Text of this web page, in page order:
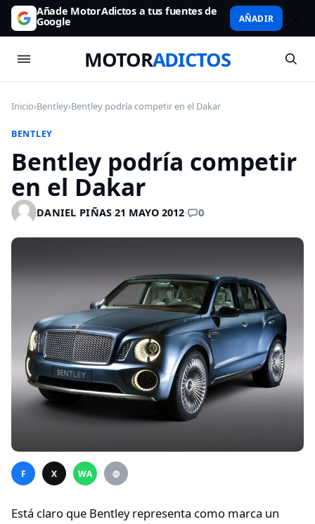
Añade MotorAdictos a tus fuentes de
Google AÑADIR
MOTORADICTOS
Inicio›Bentley›Bentley podría competir en el Dakar
BENTLEY
Bentley podría competir
en el Dakar
DANIEL PIÑAS·21 MAYO 2012· 0
F X WA @
Está claro que Bentley representa como marca un